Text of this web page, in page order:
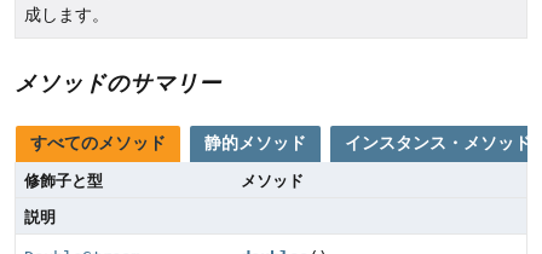
成します。
メソッドのサマリー
すべてのメソッド 静的メソッド インスタンス・メソッド
修飾子と型
メソッド
説明